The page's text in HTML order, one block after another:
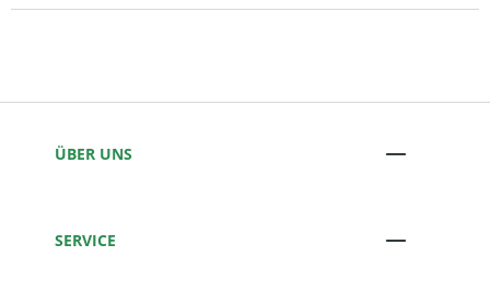
ÜBER UNS
SERVICE